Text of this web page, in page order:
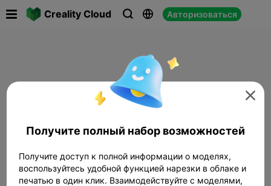
Creality Cloud   Авторизоваться

Получите полный набор возможностей
Получите доступ к полной информации о моделях,
воспользуйтесь удобной функцией нарезки в облаке и
печатью в один клик. Взаимодействуйте с моделями,